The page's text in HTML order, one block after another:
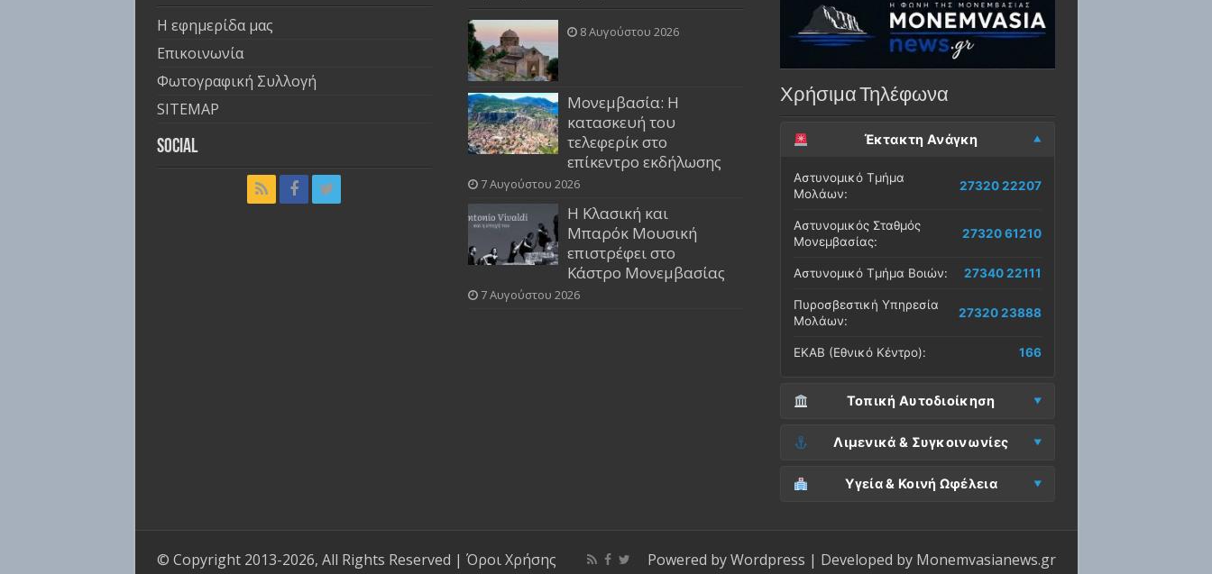
Η εφημερίδα μας
Επικοινωνία
Φωτογραφική Συλλογή
SITEMAP
Social
8 Αυγούστου 2026
Μονεμβασία: Η
κατασκευή του
τελεφερίκ στο
επίκεντρο εκδήλωσης
7 Αυγούστου 2026
Η Κλασική και
Μπαρόκ Μουσική
επιστρέφει στο
Κάστρο Μονεμβασίας
7 Αυγούστου 2026
Χρήσιμα Τηλέφωνα
Έκτακτη Ανάγκη
Αστυνομικό Τμήμα
Μολάων:
27320 22207
Αστυνομικός Σταθμός
Μονεμβασίας:
27320 61210
Αστυνομικό Τμήμα Βοιών: 27340 22111
Πυροσβεστική Υπηρεσία
Μολάων:
27320 23888
ΕΚΑΒ (Εθνικό Κέντρο): 166
Τοπική Αυτοδιοίκηση
Δήμος Μονεμβασίας
(Έδρα):
27323 60500
Δ.Ε. Μονεμβασίας
27323 60019
ΚΕΠ Μονεμβασίας: 27323 60031
Λιμενικά & Συγκοινωνίες
Λιμεναρχείο
Μονεμβασίας:
27320 61266
ΚΤΕΛ Λακωνίας (Σταθμός
Μολάων):
27320 22209
Υγεία & Κοινή Ωφέλεια
Powered byWordpress | Developed by Monemvasianews.gr
© Copyright 2013-2026, All Rights Reserved | Όροι Χρήσης